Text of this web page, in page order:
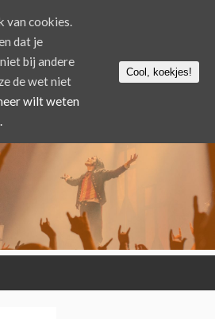
van cookies.
dat je
bij andere
de wet niet
wilt weten
Cool, koekjes!